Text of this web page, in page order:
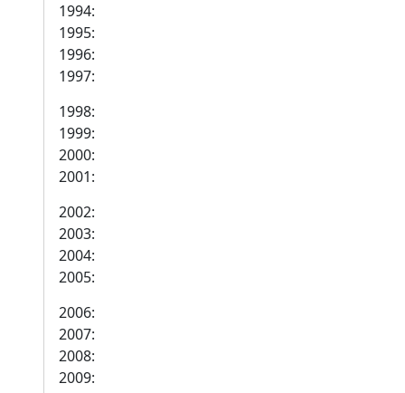
1994:
1995:
1996:
1997:
1998:
1999:
2000:
2001:
2002:
2003:
2004:
2005:
2006:
2007:
2008:
2009: